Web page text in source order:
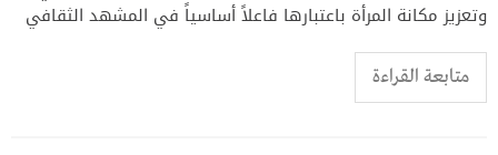
وتعزيز مكانة المرأة باعتبارها فاعلاً أساسياً في المشهد الثقافي
متابعة القراءة